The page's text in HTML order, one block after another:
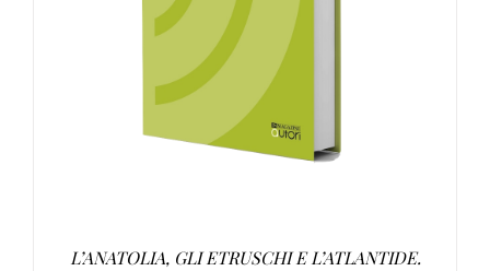
AGGIUNGI AL CARRELLO /
L’ANATOLIA, GLI ETRUSCHI E L’ATLANTIDE.